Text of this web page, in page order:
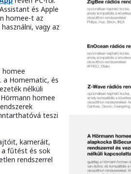
és Apple
homee-t az
vagy az
homee
a Homematic, és
nélküli
homee
teszi
kameráit,
a fűtést és sok
rendszerrel